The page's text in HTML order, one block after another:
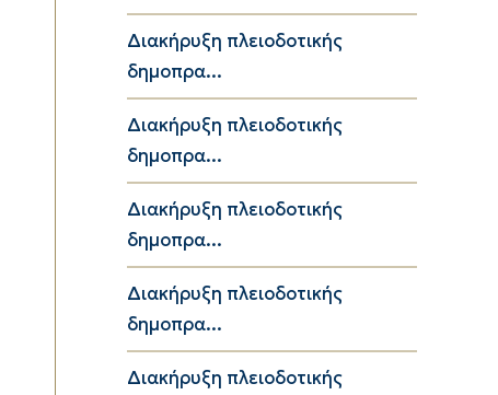
Διακήρυξη πλειοδοτικής
δημοπρα...
Διακήρυξη πλειοδοτικής
δημοπρα...
Διακήρυξη πλειοδοτικής
δημοπρα...
Διακήρυξη πλειοδοτικής
δημοπρα...
Διακήρυξη πλειοδοτικής